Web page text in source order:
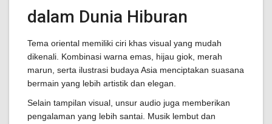
dalam Dunia Hiburan
Tema oriental memiliki ciri khas visual yang mudah
dikenali. Kombinasi warna emas, hijau giok, merah
marun, serta ilustrasi budaya Asia menciptakan suasana
bermain yang lebih artistik dan elegan.
Selain tampilan visual, unsur audio juga memberikan
pengalaman yang lebih santai. Musik lembut dan